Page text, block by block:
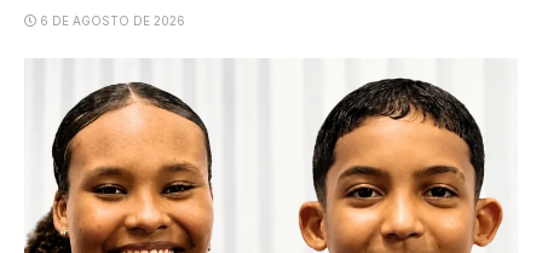
6 DE AGOSTO DE 2026